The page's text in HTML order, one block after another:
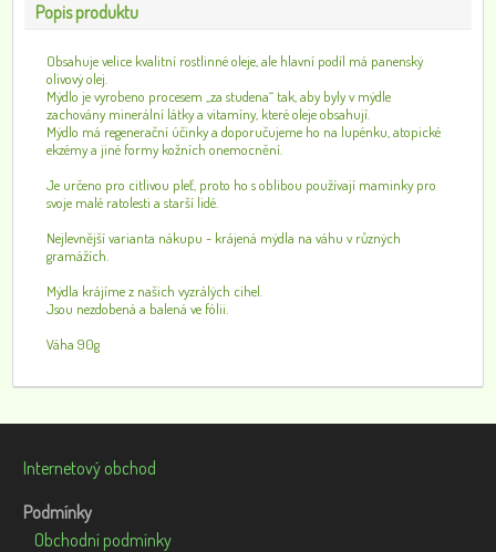
Popis produktu
Obsahuje velice kvalitní rostlinné oleje, ale hlavní podíl má panenský
olivový olej.
Mýdlo je vyrobeno procesem „za studena“ tak, aby byly v mýdle
zachovány minerální látky a vitamíny, které oleje obsahují.
Mýdlo má regenerační účinky a doporučujeme ho na lupénku, atopické
ekzémy a jiné formy kožních onemocnění.
Je určeno pro citlivou pleť, proto ho s oblibou používají maminky pro
svoje malé ratolesti a starší lidé.
Nejlevnější varianta nákupu - krájená mýdla na váhu v různých
gramážích.
Mýdla krájíme z našich vyzrálých cihel.
Jsou nezdobená a balená ve fólii.
Váha 90g
Internetový obchod
Podmínky
Obchodní podmínky